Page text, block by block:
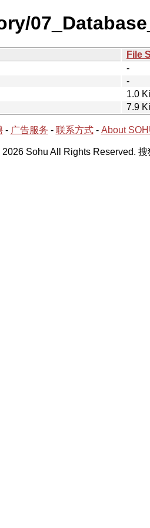
File
-
-
1.0
7.9
- 广告服务 - 联系方式- About
Sohu All Rights Reserved. 搜